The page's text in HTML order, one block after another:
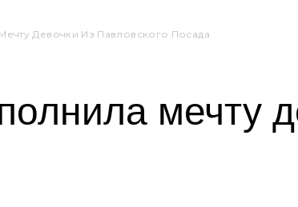
Девочки Из Павловского Посада
мечту